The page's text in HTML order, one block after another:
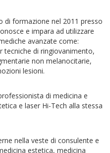
di formazione nel 2011 presso
e impara ad utilizzare
avanzate come:
tecniche di ringiovanimento,
non melanocitarie,
lesioni.
di medicina e
e laser Hi-Tech alla stessa
nella veste di consulente e
estetica, medicina